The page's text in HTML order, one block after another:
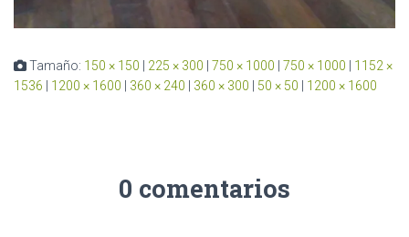
Tamaño: 150 × 150 225 × 300 750 × 1000 750 × 1000
1152 ×
1536
1200 × 1600 360 × 240 360 × 300 50 × 50 1200 × 1600
0 comentarios